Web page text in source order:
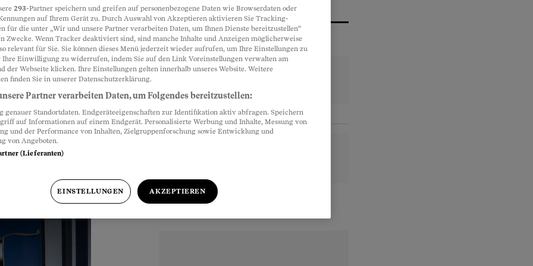
Konzept
Zone
Fall macht
Partnerinhalte
293-Partner speichern und greifen auf personenbezogene Daten wie Browserdaten oder
auf Ihrem Gerät zu. Durch Auswahl von Akzeptieren aktivieren Sie Tracking-
für die unter „Wir und unsere Partner verarbeiten Daten, um Ihnen Dienste bereitzustellen“
Zwecke. Wenn Tracker deaktiviert sind, sind manche Inhalte und Anzeigen möglicherweise
relevant für Sie. Sie können dieses Menü jederzeit wieder aufrufen, um Ihre Einstellungen zu
Ihre Einwilligung zu widerrufen, indem Sie auf den Link Voreinstellungen verwalten am
der Webseite klicken. Ihre Einstellungen gelten innerhalb unseres Website. Weitere
finden Sie in unserer Datenschutzerklärung.
Partner verarbeiten Daten, um Folgendes bereitzustellen:
genauer Standortdaten. Endgeräteeigenschaften zur Identifikation aktiv abfragen. Speichern
auf Informationen auf einem Endgerät. Personalisierte Werbung und Inhalte, Messung von
und der Performance von Inhalten, Zielgruppenforschung sowie Entwicklung und
von Angeboten.
(Lieferanten)
EINSTELLUNGEN AKZEPTIEREN